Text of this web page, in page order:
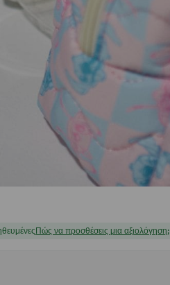
Πώς να προσθέσεις μια αξιολόγηση;